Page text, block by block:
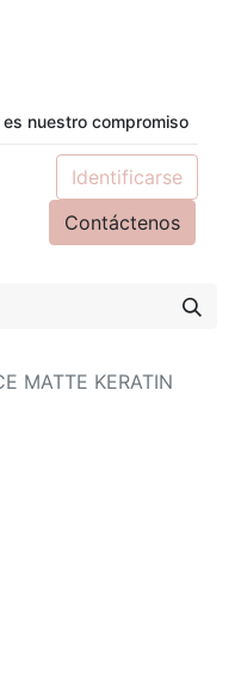
nuestro compromiso
Identificarse
Contáctenos
MATTE KERATIN